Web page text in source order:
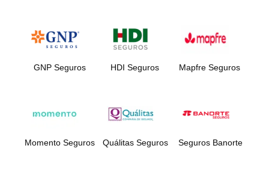
GNP Seguros HDI Seguros Mapfre Seguros
Momento Seguros Quálitas Seguros Seguros Banorte